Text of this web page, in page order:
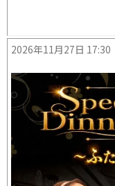
2026年11月27日 17:30